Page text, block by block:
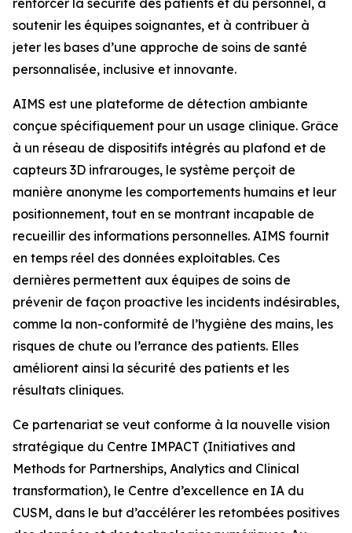
renforcer la sécurité des patients et du personnel, à
soutenir les équipes soignantes, et à contribuer à
jeter les bases d’une approche de soins de santé
personnalisée, inclusive et innovante.
AIMS est une plateforme de détection ambiante
conçue spécifiquement pour un usage clinique. Grâce
à un réseau de dispositifs intégrés au plafond et de
capteurs 3D infrarouges, le système perçoit de
manière anonyme les comportements humains et leur
positionnement, tout en se montrant incapable de
recueillir des informations personnelles. AIMS fournit
en temps réel des données exploitables. Ces
dernières permettent aux équipes de soins de
prévenir de façon proactive les incidents indésirables,
comme la non-conformité de l’hygiène des mains, les
risques de chute ou l’errance des patients. Elles
améliorent ainsi la sécurité des patients et les
résultats cliniques.
Ce partenariat se veut conforme à la nouvelle vision
stratégique du Centre IMPACT (Initiatives and
Methods for Partnerships, Analytics and Clinical
transformation), le Centre d’excellence en IA du
CUSM, dans le but d’accélérer les retombées positives